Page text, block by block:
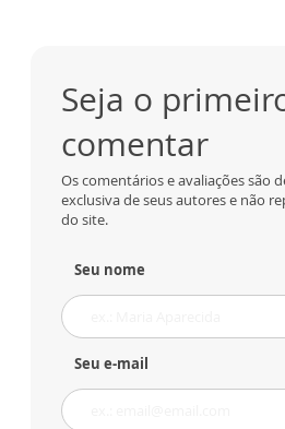
Seja o
comentar
Os comentários e avaliações são
exclusiva de seus autores e não
do site.
Seu nome
Seu e-mail